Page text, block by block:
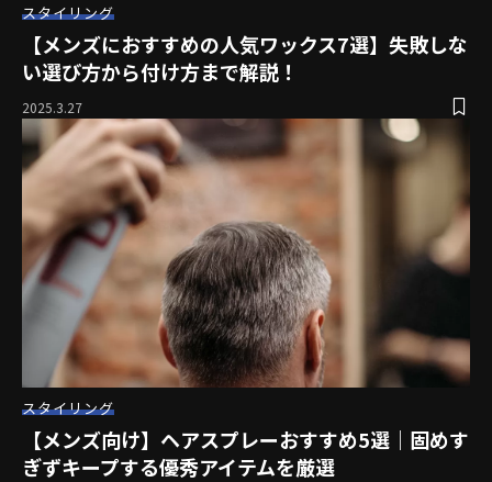
スタイリング
【メンズにおすすめの人気ワックス7選】失敗しな
い選び方から付け方まで解説！
2025.3.27
スタイリング
【メンズ向け】ヘアスプレーおすすめ5選｜固めす
ぎずキープする優秀アイテムを厳選